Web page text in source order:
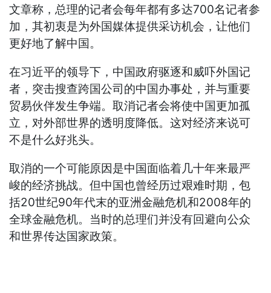
文章称，总理的记者会每年都有多达700名记者参
加，其初衷是为外国媒体提供采访机会，让他们
更好地了解中国。
在习近平的领导下，中国政府驱逐和威吓外国记
者，突击搜查跨国公司的中国办事处，并与重要
贸易伙伴发生争端。取消记者会将使中国更加孤
立，对外部世界的透明度降低。这对经济来说可
不是什么好兆头。
取消的一个可能原因是中国面临着几十年来最严
峻的经济挑战。但中国也曾经历过艰难时期，包
括20世纪90年代末的亚洲金融危机和2008年的
全球金融危机。当时的总理们并没有回避向公众
和世界传达国家政策。